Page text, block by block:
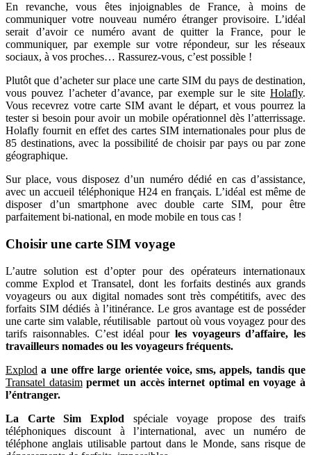
En revanche, vous êtes injoignables de France, à moins de
communiquer votre nouveau numéro étranger provisoire. L’idéal
serait d’avoir ce numéro avant de quitter la France, pour le
communiquer, par exemple sur votre répondeur, sur les réseaux
sociaux, à vos proches… Rassurez-vous, c’est possible !
Plutôt que d’acheter sur place une carte SIM du pays de destination,
vous pouvez l’acheter d’avance, par exemple sur le site Holafly.
Vous recevrez votre carte SIM avant le départ, et vous pourrez la
tester si besoin pour avoir un mobile opérationnel dès l’atterrissage.
Holafly fournit en effet des cartes SIM internationales pour plus de
85 destinations, avec la possibilité de choisir par pays ou par zone
géographique.
Sur place, vous disposez d’un numéro dédié en cas d’assistance,
avec un accueil téléphonique H24 en français. L’idéal est même de
disposer d’un smartphone avec double carte SIM, pour être
parfaitement bi-national, en mode mobile en tous cas !
Choisir une carte SIM voyage
L’autre solution est d’opter pour des opérateurs internationaux
comme Explod et Transatel, dont les forfaits destinés aux grands
voyageurs ou aux digital nomades sont très compétitifs, avec des
forfaits SIM dédiés à l’itinérance. Le gros avantage est de posséder
une carte sim valable, réutilisable partout où vous voyagez pour des
tarifs raisonnables. C’est idéal pour les voyageurs d’affaire, les
travailleurs nomades ou les voyageurs fréquents.
Explod a une offre large orientée voice, sms, appels, tandis que
Transatel datasimpermet un accès internet optimal en voyage à
l’éntranger.
La Carte Sim Explod spéciale voyage propose des traifs
téléphoniques discount à l’international, avec un numéro de
téléphone anglais utilisable partout dans le Monde, sans risque de